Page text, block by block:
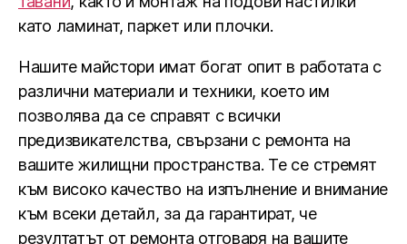
като ламинат, паркет или плочки.
Нашите майстори имат богат опит в работата с
различни материали и техники, което им
позволява да се справят с всички
предизвикателства, свързани с ремонта на
вашите жилищни пространства. Те се стремят
към високо качество на изпълнение и внимание
към всеки детайл, за да гарантират, че
резултатът от ремонта отговаря на вашите